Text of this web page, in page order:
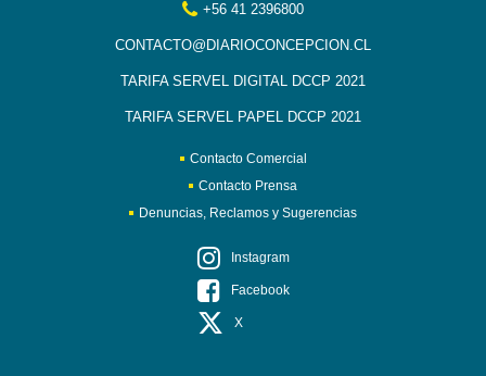
+56 41 2396800
CONTACTO@DIARIOCONCEPCION.CL
TARIFA SERVEL DIGITAL DCCP 2021
TARIFA SERVEL PAPEL DCCP 2021
Contacto Comercial
Contacto Prensa
Denuncias, Reclamos y Sugerencias
Instagram
Facebook
X